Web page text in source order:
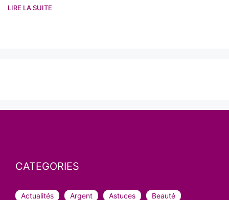
LIRE LA SUITE
CATEGORIES
Actualités Argent Astuces Beauté